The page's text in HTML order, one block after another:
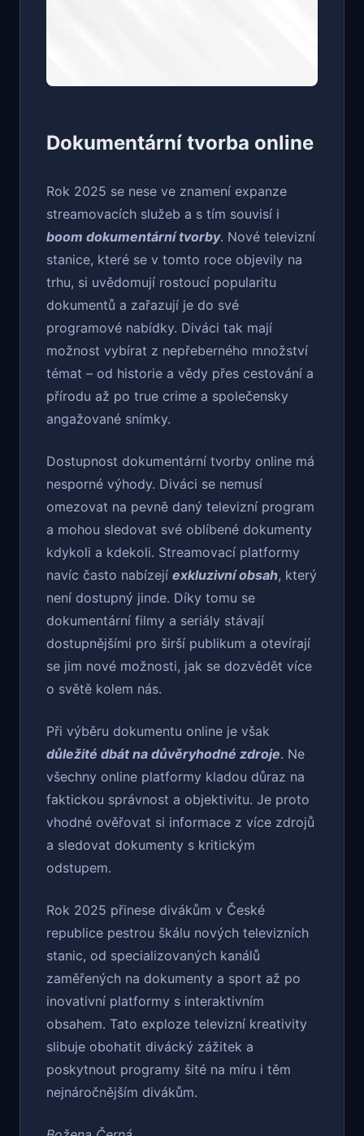
Dokumentární tvorba online
Rok 2025 se nese ve znamení expanze
streamovacích služeb a s tím souvisí i
boom dokumentární tvorby. Nové televizní
stanice, které se v tomto roce objevily na
trhu, si uvědomují rostoucí popularitu
dokumentů a zařazují je do své
programové nabídky. Diváci tak mají
možnost vybírat z nepřeberného množství
témat – od historie a vědy přes cestování a
přírodu až po true crime a společensky
angažované snímky.
Dostupnost dokumentární tvorby online má
nesporné výhody. Diváci se nemusí
omezovat na pevně daný televizní program
a mohou sledovat své oblíbené dokumenty
kdykoli a kdekoli. Streamovací platformy
navíc často nabízejí exkluzivní obsah, který
není dostupný jinde. Díky tomu se
dokumentární filmy a seriály stávají
dostupnějšími pro širší publikum a otevírají
se jim nové možnosti, jak se dozvědět více
o světě kolem nás.
Při výběru dokumentu online je však
důležité dbát na důvěryhodné zdroje. Ne
všechny online platformy kladou důraz na
faktickou správnost a objektivitu. Je proto
vhodné ověřovat si informace z více zdrojů
a sledovat dokumenty s kritickým
odstupem.
Rok 2025 přinese divákům v České
republice pestrou škálu nových televizních
stanic, od specializovaných kanálů
zaměřených na dokumenty a sport až po
inovativní platformy s interaktivním
obsahem. Tato exploze televizní kreativity
slibuje obohatit divácký zážitek a
poskytnout programy šité na míru i těm
nejnáročnějším divákům.